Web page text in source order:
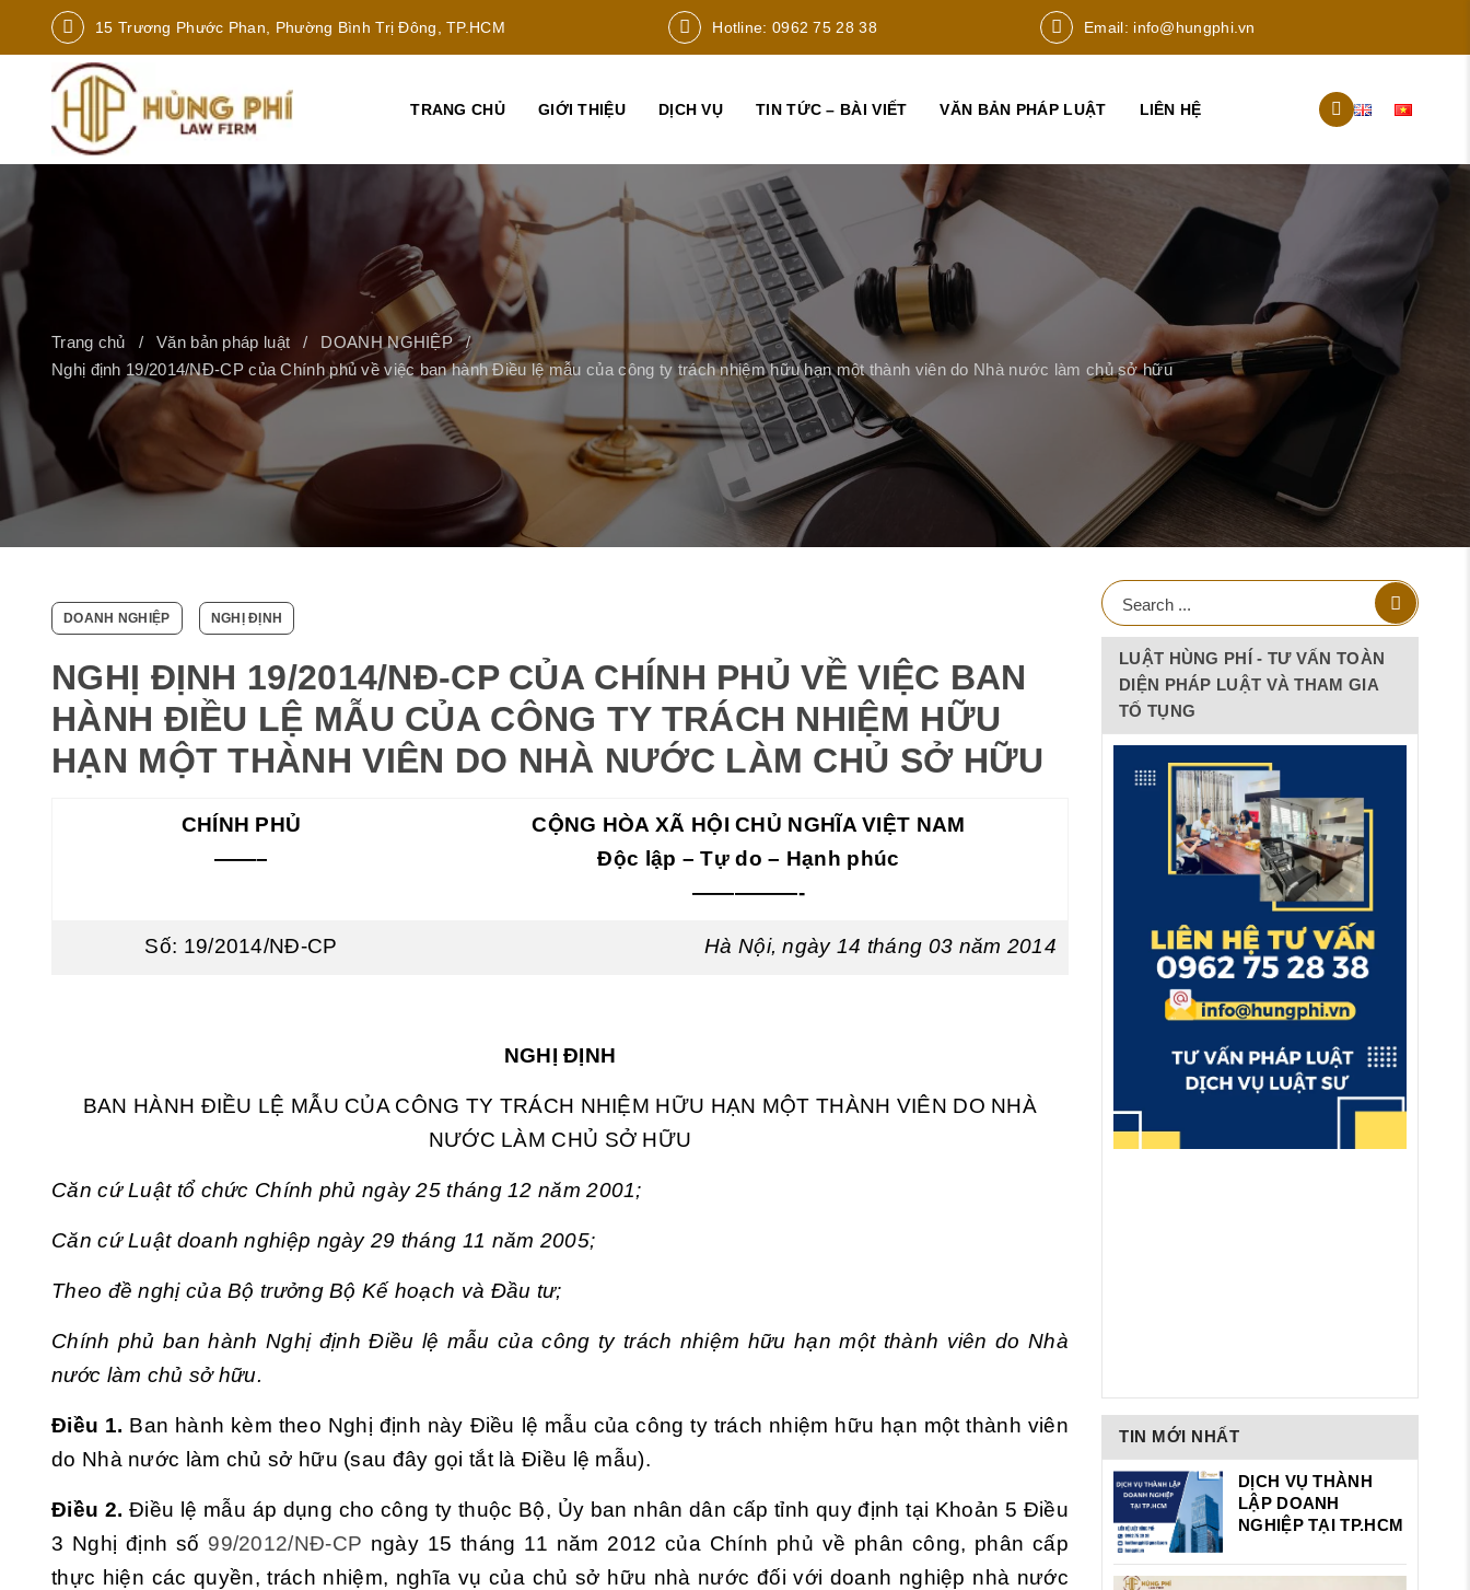
15 Trương Phước Phan, Phường Bình Trị Đông, TP.HCM Hotline: 0962 75 28 38 Email: info@hungphi.vn
TRANG CHỦ GIỚI THIỆU DỊCH VỤ TIN TỨC – BÀI VIẾT VĂN BẢN PHÁP LUẬT LIÊN HỆ
Trang chủ Văn bản pháp luật
DOANH NGHIỆP
Nghị định 19/2014/NĐ-CP của Chính phủ về việc ban hành Điều lệ mẫu của công ty trách nhiệm hữu hạn một thành viên do Nhà nước làm chủ sở hữu
DOANH NGHIỆP NGHỊ ĐỊNH
NGHỊ ĐỊNH 19/2014/NĐ-CP CỦA CHÍNH PHỦ VỀ VIỆC BAN
HÀNH ĐIỀU LỆ MẪU CỦA CÔNG TY TRÁCH NHIỆM HỮU
HẠN MỘT THÀNH VIÊN DO NHÀ NƯỚC LÀM CHỦ SỞ HỮU
CHÍNH PHỦ
——–
CỘNG HÒA XÃ HỘI CHỦ NGHĨA VIỆT NAM
Độc lập – Tự do – Hạnh phúc
—————-
Số: 19/2014/NĐ-CP Hà Nội, ngày 14 tháng 03 năm 2014
NGHỊ ĐỊNH
BAN HÀNH ĐIỀU LỆ MẪU CỦA CÔNG TY TRÁCH NHIỆM HỮU HẠN MỘT THÀNH VIÊN DO NHÀ
NƯỚC LÀM CHỦ SỞ HỮU
Căn cứ Luật tổ chức Chính phủ ngày 25 tháng 12 năm 2001;
Căn cứ Luật doanh nghiệp ngày 29 tháng 11 năm 2005;
Theo đề nghị của Bộ trưởng Bộ Kế hoạch và Đầu tư;
Chính phủ ban hành Nghị định Điều lệ mẫu của công ty trách nhiệm hữu hạn một thành viên do Nhà
nước làm chủ sở hữu.
Điều 1. Ban hành kèm theo Nghị định này Điều lệ mẫu của công ty trách nhiệm hữu hạn một thành viên
do Nhà nước làm chủ sở hữu (sau đây gọi tắt là Điều lệ mẫu).
Điều 2. Điều lệ mẫu áp dụng cho công ty thuộc Bộ, Ủy ban nhân dân cấp tỉnh quy định tại Khoản 5 Điều
3 Nghị định số 99/2012/NĐ-CP ngày 15 tháng 11 năm 2012 của Chính phủ về phân công, phân cấp
thực hiện các quyền, trách nhiệm, nghĩa vụ của chủ sở hữu nhà nước đối với doanh nghiệp nhà nước
LUẬT HÙNG PHÍ - TƯ VẤN TOÀN
DIỆN PHÁP LUẬT VÀ THAM GIA
TỐ TỤNG
TIN MỚI NHẤT
DỊCH VỤ THÀNH
LẬP DOANH
NGHIỆP TẠI TP.HCM